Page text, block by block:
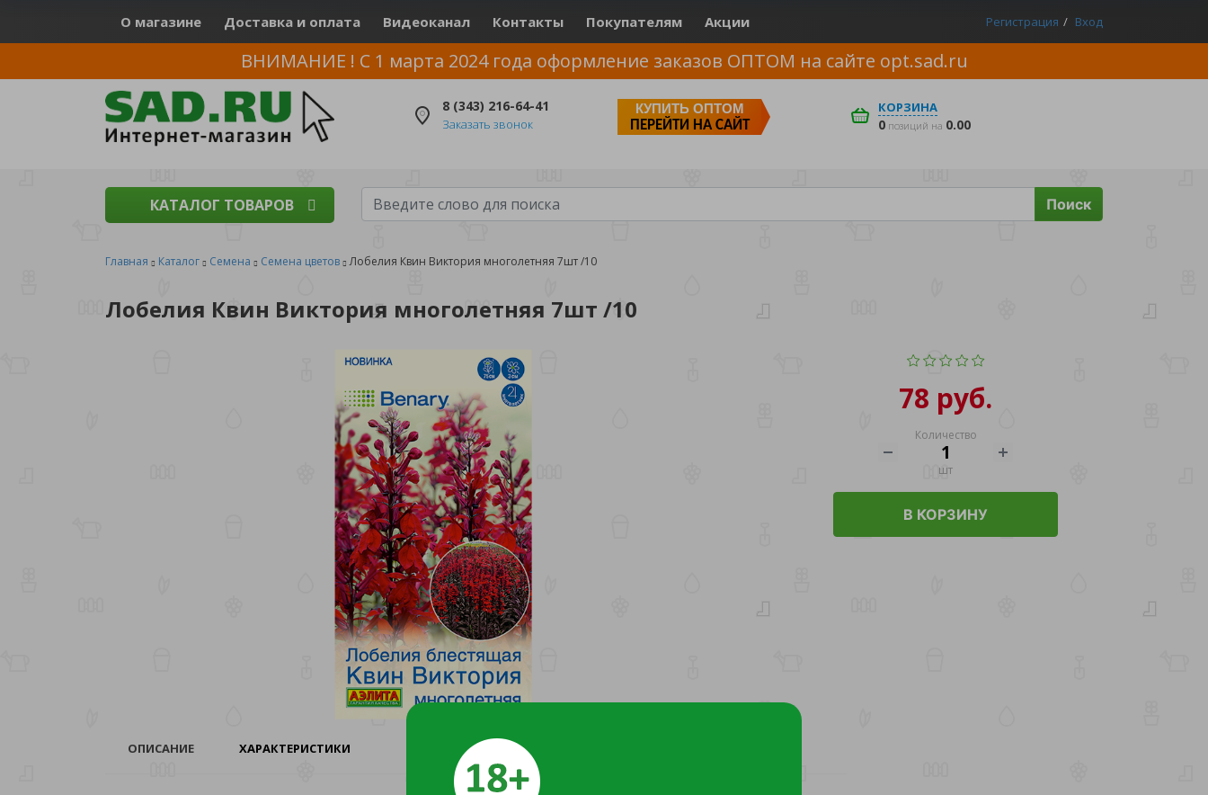
О магазине Доставка и оплата Видеоканал Контакты Покупателям Акции Регистрация Вход
ВНИМАНИЕ ! С 1 марта 2024 года оформление заказов ОПТОМ на сайте opt.sad.ru
8 (343) 216-64-41
Заказать звонок
КУПИТЬ ОПТОМ
ПЕРЕЙТИ НА САЙТ
КОРЗИНА
0 позиций на 0.00
КАТАЛОГ ТОВАРОВ Поиск
Главная Каталог Семена Семена цветов Лобелия Квин Виктория многолетняя 7шт /10
Лобелия Квин Виктория многолетняя 7шт /10
78 руб.
Количество
шт
В КОРЗИНУ
ОПИСАНИЕ ХАРАКТЕРИСТИКИ